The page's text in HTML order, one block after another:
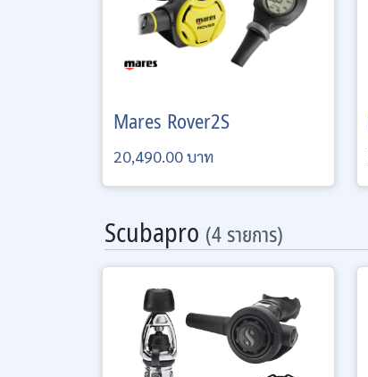
Mares Rover2S
20,490.00 บาท
Scubapro (4 รายการ)